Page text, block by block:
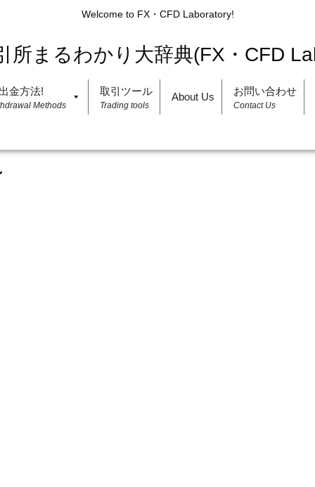
Welcome to FX・CFD Laboratory!
金方法!
Methods
取引ツール
Trading tools
About Us お問い合わせ
Contact Us